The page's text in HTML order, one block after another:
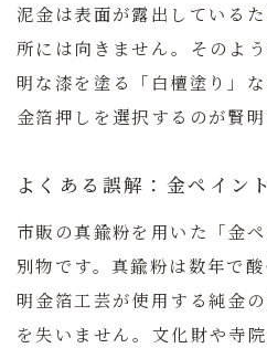
泥金は表面が露出している
所には向きません。そのよ
明な漆を塗る「白檀塗り」
金箔押しを選択するのが賢明
よくある誤解：金ペイン
市販の真鍮粉を用いた「金
別物です。真鍮粉は数年で
明金箔工芸が使用する純金
を失いません。文化財や寺